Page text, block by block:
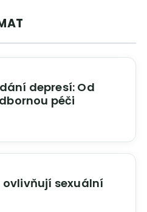
depresí: Od
péči
ovlivňují sexuální